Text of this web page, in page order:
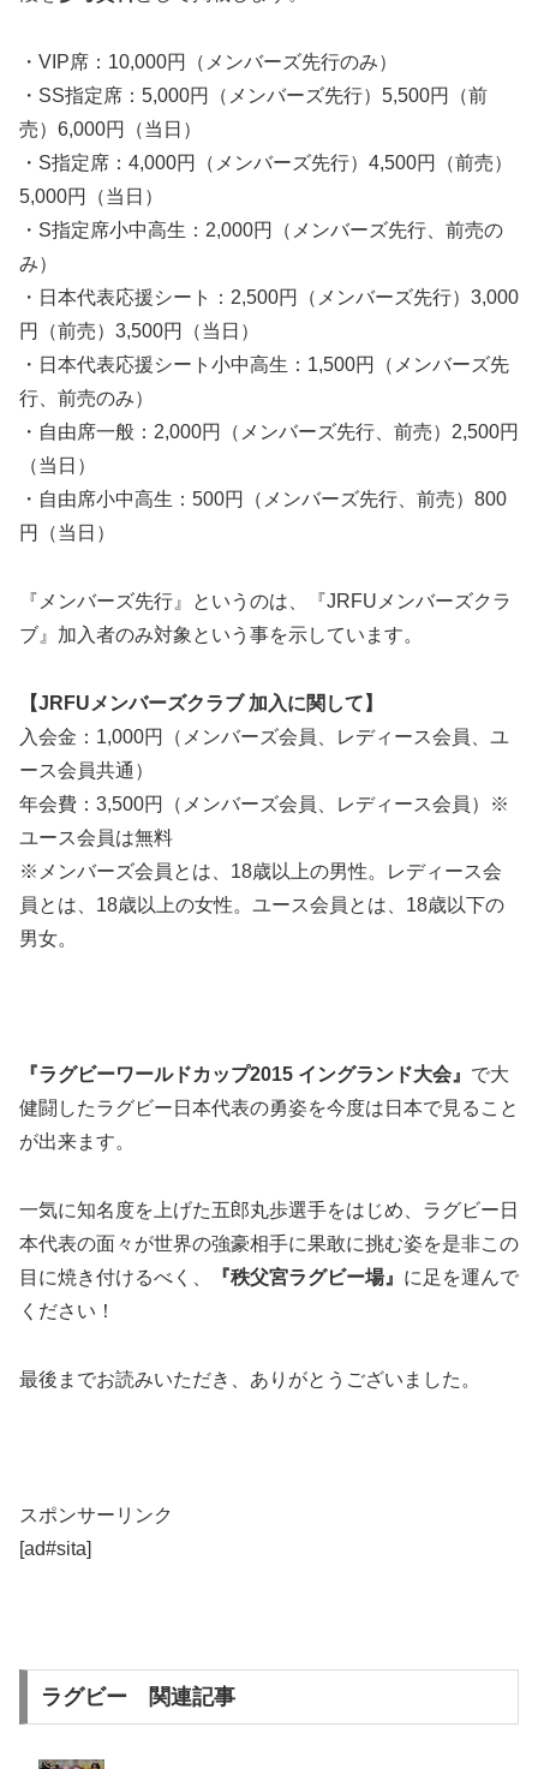
・VIP席：10,000円（メンバーズ先行のみ）
・SS指定席：5,000円（メンバーズ先行）5,500円（前
売）6,000円（当日）
・S指定席：4,000円（メンバーズ先行）4,500円（前売）
5,000円（当日）
・S指定席小中高生：2,000円（メンバーズ先行、前売の
み）
・日本代表応援シート：2,500円（メンバーズ先行）3,000
円（前売）3,500円（当日）
・日本代表応援シート小中高生：1,500円（メンバーズ先
行、前売のみ）
・自由席一般：2,000円（メンバーズ先行、前売）2,500円
（当日）
・自由席小中高生：500円（メンバーズ先行、前売）800
円（当日）
『メンバーズ先行』というのは、『JRFUメンバーズクラ
ブ』加入者のみ対象という事を示しています。
【JRFUメンバーズクラブ 加入に関して】
入会金：1,000円（メンバーズ会員、レディース会員、ユ
ース会員共通）
年会費：3,500円（メンバーズ会員、レディース会員）※
ユース会員は無料
※メンバーズ会員とは、18歳以上の男性。レディース会
員とは、18歳以上の女性。ユース会員とは、18歳以下の
男女。
『ラグビーワールドカップ2015 イングランド大会』 で大
健闘したラグビー日本代表の勇姿を今度は日本で見ること
が出来ます。
一気に知名度を上げた五郎丸歩選手をはじめ、ラグビー日
本代表の面々が世界の強豪相手に果敢に挑む姿を是非この
目に焼き付けるべく、
『秩父宮ラグビー場』 に足を運んで
ください！
最後までお読みいただき、ありがとうございました。
スポンサーリンク
[ad#sita]
ラグビー 関連記事